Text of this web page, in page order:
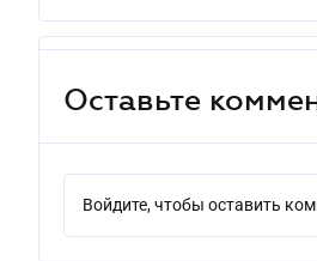
Оставьте
Войдите, чтобы оставить